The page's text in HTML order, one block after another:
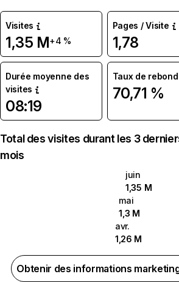
Visites
1,35 M+4 %
Pages / Visite
1,78
Durée moyenne des
visites
08:19
Taux de rebond
70,71 %
Total des visites durant les 3
mois
juin
1,35 M
mai
1,3 M
avr.
1,26 M
Obtenir des informations